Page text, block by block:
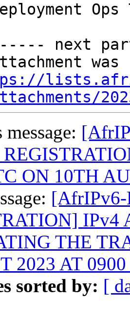
Ops
next
ON 10TH
[AfrIPv6-
IPv4
THE
2023 AT
sorted by: [